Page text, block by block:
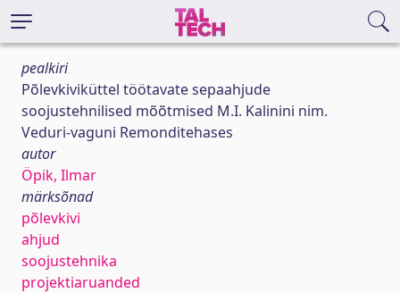
pealkiri
Põlevkiviküttel töötavate sepaahjude
soojustehnilised mõõtmised M.I. Kalinini nim.
Veduri-vaguni Remonditehases
autor
Öpik, Ilmar
märksõnad
põlevkivi
ahjud
soojustehnika
projektiaruanded